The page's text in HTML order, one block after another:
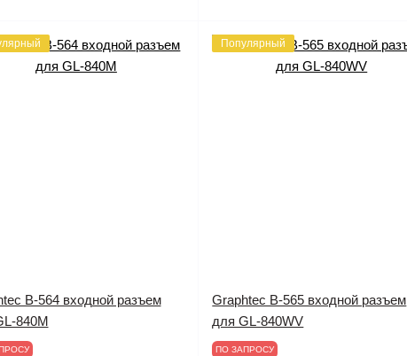
B-564 входной разъем
840M
Популярный
Graphtec B-565 входной разъем
для GL-840WV
ПО ЗАПРОСУ